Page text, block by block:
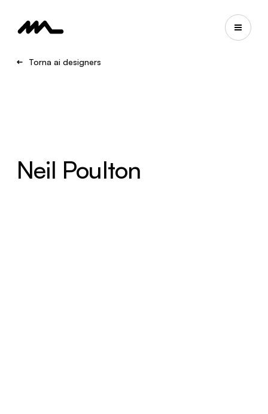
Torna ai designers
Neil Poulton